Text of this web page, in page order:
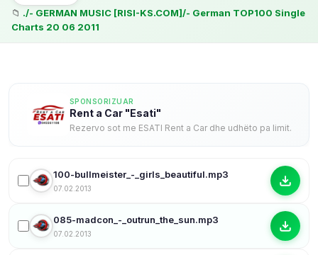
📁 ./- GERMAN MUSIC [RISI-KS.COM]/- German TOP100 Single
Charts 20 06 2011
SPONSORIZUAR
Rent a Car "Esati"
Rezervo sot me ESATI Rent a Car dhe udhëto pa limit.
100-bullmeister_-_girls_beautiful.mp3
07.02.2013
085-madcon_-_outrun_the_sun.mp3
07.02.2013